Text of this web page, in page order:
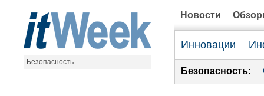
Безопасность
Новости
Инновации
Безопасность: